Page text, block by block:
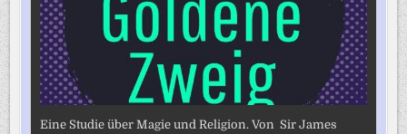
Eine Studie über Magie und Religion. Von Sir James